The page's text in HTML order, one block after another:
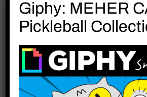
Giphy: MEHER
Pickleball